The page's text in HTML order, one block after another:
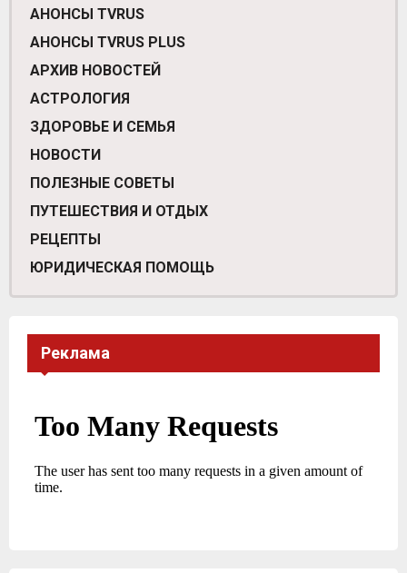
АНОНСЫ TVRUS
АНОНСЫ TVRUS PLUS
АРХИВ НОВОСТЕЙ
АСТРОЛОГИЯ
ЗДОРОВЬЕ И СЕМЬЯ
НОВОСТИ
ПОЛЕЗНЫЕ СОВЕТЫ
ПУТЕШЕСТВИЯ И ОТДЫХ
РЕЦЕПТЫ
ЮРИДИЧЕСКАЯ ПОМОЩЬ
Реклама